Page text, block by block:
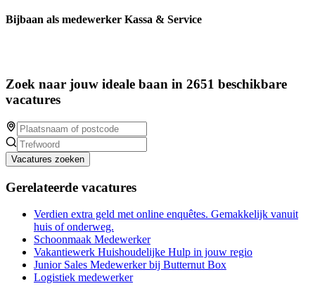
Bijbaan als medewerker Kassa & Service
Zoek naar jouw ideale baan in 2651 beschikbare
vacatures
Vacatures zoeken
Gerelateerde vacatures
Verdien extra geld met online enquêtes. Gemakkelijk vanuit
huis of onderweg.
Schoonmaak Medewerker
Vakantiewerk Huishoudelijke Hulp in jouw regio
Junior Sales Medewerker bij Butternut Box
Logistiek medewerker